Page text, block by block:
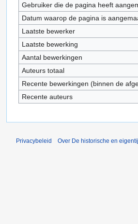
Gebruiker die de pagina heeft
Datum waarop de pagina is
Laatste bewerker
Laatste bewerking
Aantal bewerkingen
Auteurs totaal
Recente bewerkingen (binnen de
Recente auteurs
Privacybeleid Over De historische en